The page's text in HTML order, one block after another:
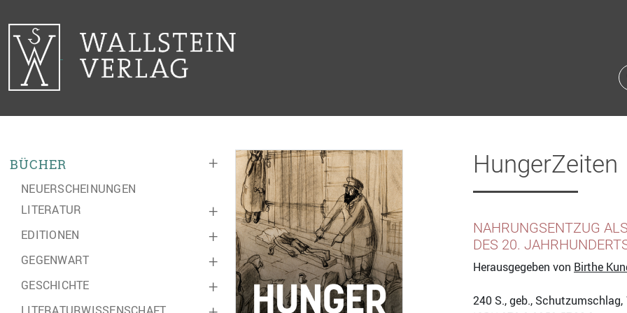
+
BÜCHER
NEUERSCHEINUNGEN
+
LITERATUR
+
EDITIONEN
+
GEGENWART
+
GESCHICHTE
HungerZeiten
NAHRUNGSENTZUG
DES 20.
Herausgegeben von Birthe
240 S., geb., Schutzumschlag,